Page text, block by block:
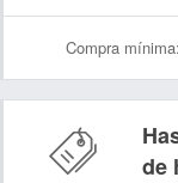
Compra mínima:
de